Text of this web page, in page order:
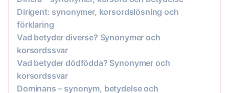
Dirigent: synonymer, korsordslösning och
förklaring
Vad betyder diverse? Synonymer och
korsordssvar
Vad betyder dödfödda? Synonymer och
korsordssvar
Dominans – synonym, betydelse och